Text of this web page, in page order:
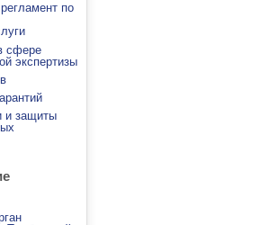
по
сфере
экспертизы
и защиты